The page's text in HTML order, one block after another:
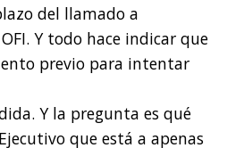
del llamado a
Y todo hace indicar que
previo para intentar
Y la pregunta es qué
que está a apenas